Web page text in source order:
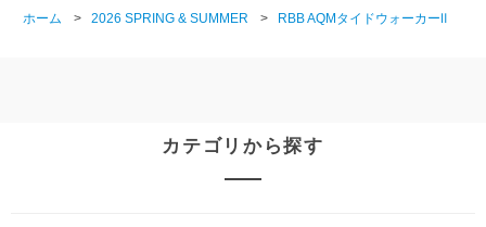
ホーム
> 2026 SPRING & SUMMER > RBB AQMタイドウォーカーⅡ
カテゴリから探す